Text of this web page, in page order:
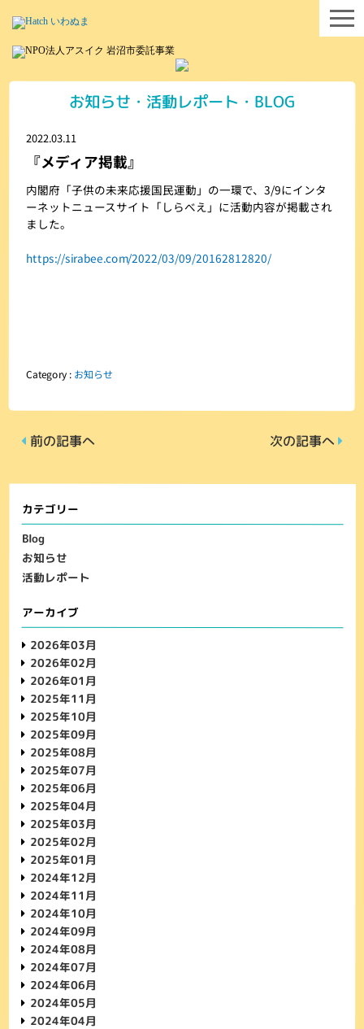
お知らせ・活動レポート・BLOG
2022.03.11
『メディア掲載』
内閣府「子供の未来応援国民運動」の一環で、3/9にインタ
ーネットニュースサイト「しらべえ」に活動内容が掲載され
ました。
https://sirabee.com/2022/03/09/20162812820/
Category : お知らせ
前の記事へ 次の記事へ
カテゴリー
Blog
お知らせ
活動レポート
アーカイブ
2026年03月
2026年02月
2026年01月
2025年11月
2025年10月
2025年09月
2025年08月
2025年07月
2025年06月
2025年04月
2025年03月
2025年02月
2025年01月
2024年12月
2024年11月
2024年10月
2024年09月
2024年08月
2024年07月
2024年06月
2024年05月
2024年04月